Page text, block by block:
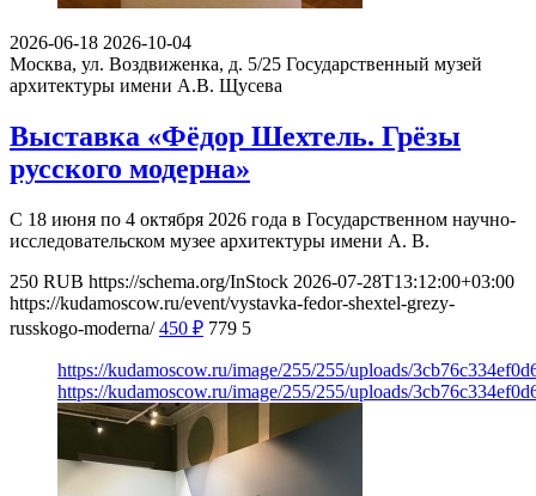
2026-06-18 2026-10-04
Москва, ул. Воздвиженка, д. 5/25 Государственный музей
архитектуры имени А.В. Щусева
Выставка «Фёдор Шехтель. Грёзы
русского модерна»
С 18 июня по 4 октября 2026 года в Государственном научно-
исследовательском музее архитектуры имени А. В.
250 RUB https://schema.org/InStock 2026-07-28T13:12:00+03:00
https://kudamoscow.ru/event/vystavka-fedor-shextel-grezy-
russkogo-moderna/ 450 ₽ 779 5
https://kudamoscow.ru/image/255/255/uploads/
https://kudamoscow.ru/image/255/255/uploads/